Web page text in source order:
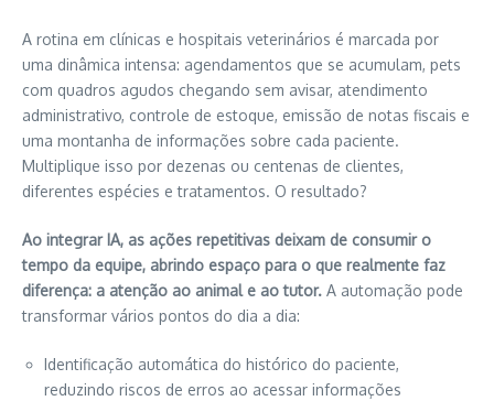
A rotina em clínicas e hospitais veterinários é marcada por
uma dinâmica intensa: agendamentos que se acumulam, pets
com quadros agudos chegando sem avisar, atendimento
administrativo, controle de estoque, emissão de notas fiscais e
uma montanha de informações sobre cada paciente.
Multiplique isso por dezenas ou centenas de clientes,
diferentes espécies e tratamentos. O resultado?
Ao integrar IA, as ações repetitivas deixam de consumir o
tempo da equipe, abrindo espaço para o que realmente faz
diferença: a atenção ao animal e ao tutor. A automação pode
transformar vários pontos do dia a dia:
Identificação automática do histórico do paciente,
reduzindo riscos de erros ao acessar informações